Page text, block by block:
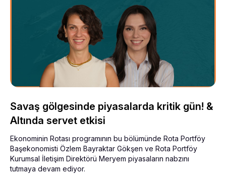
Savaş gölgesinde piyasalarda kritik gün! &
Altında servet etkisi
Ekonominin Rotası programının bu bölümünde Rota Portföy
Başekonomisti Özlem Bayraktar Gökşen ve Rota Portföy
Kurumsal İletişim Direktörü Meryem piyasaların nabzını
tutmaya devam ediyor.